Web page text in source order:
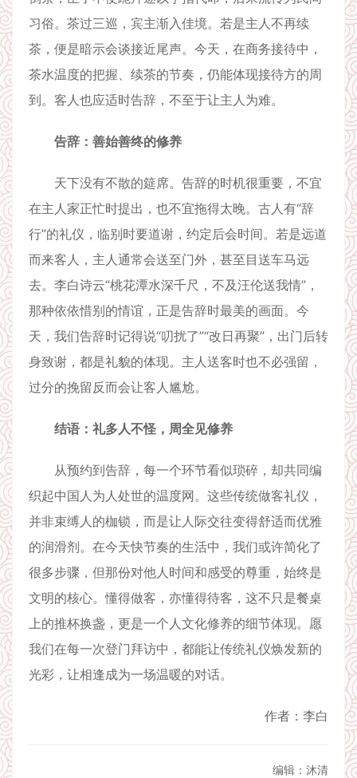
习俗。茶过三巡，宾主渐入佳境。若是主人不再续
茶，便是暗示会谈接近尾声。今天，在商务接待中，
茶水温度的把握、续茶的节奏，仍能体现接待方的周
到。客人也应适时告辞，不至于让主人为难。
告辞：善始善终的修养
天下没有不散的筵席。告辞的时机很重要，不宜
在主人家正忙时提出，也不宜拖得太晚。古人有“辞
行”的礼仪，临别时要道谢，约定后会时间。若是远道
而来客人，主人通常会送至门外，甚至目送车马远
去。李白诗云“桃花潭水深千尺，不及汪伦送我情”，
那种依依惜别的情谊，正是告辞时最美的画面。今
天，我们告辞时记得说“叨扰了”“改日再聚”，出门后转
身致谢，都是礼貌的体现。主人送客时也不必强留，
过分的挽留反而会让客人尴尬。
结语：礼多人不怪，周全见修养
从预约到告辞，每一个环节看似琐碎，却共同编
织起中国人为人处世的温度网。这些传统做客礼仪，
并非束缚人的枷锁，而是让人际交往变得舒适而优雅
的润滑剂。在今天快节奏的生活中，我们或许简化了
很多步骤，但那份对他人时间和感受的尊重，始终是
文明的核心。懂得做客，亦懂得待客，这不只是餐桌
上的推杯换盏，更是一个人文化修养的细节体现。愿
我们在每一次登门拜访中，都能让传统礼仪焕发新的
光彩，让相逢成为一场温暖的对话。
作者：李白
编辑：沐清